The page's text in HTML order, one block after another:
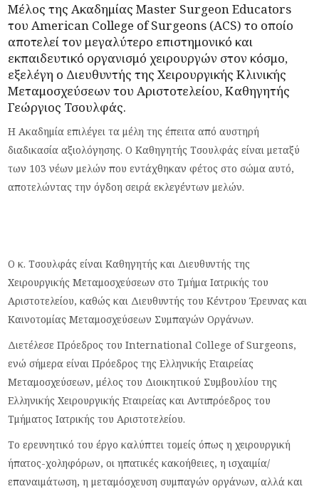
Μέλος της Ακαδημίας Master Surgeon Educators
του American College of Surgeons (ACS) το οποίο
αποτελεί τον μεγαλύτερο επιστημονικό και
εκπαιδευτικό οργανισμό χειρουργών στον κόσμο,
εξελέγη ο Διευθυντής της Χειρουργικής Κλινικής
Μεταμοσχεύσεων του Αριστοτελείου, Καθηγητής
Γεώργιος Τσουλφάς.
Η Ακαδημία επιλέγει τα μέλη της έπειτα από αυστηρή
διαδικασία αξιολόγησης. Ο Καθηγητής Τσουλφάς είναι μεταξύ
των 103 νέων μελών που εντάχθηκαν φέτος στο σώμα αυτό,
αποτελώντας την όγδοη σειρά εκλεγέντων μελών.
Ο κ. Τσουλφάς είναι Καθηγητής και Διευθυντής της
Χειρουργικής Μεταμοσχεύσεων στο Τμήμα Ιατρικής του
Αριστοτελείου, καθώς και Διευθυντής του Κέντρου Έρευνας και
Καινοτομίας Μεταμοσχεύσεων Συμπαγών Οργάνων.
Διετέλεσε Πρόεδρος του International College of Surgeons,
ενώ σήμερα είναι Πρόεδρος της Ελληνικής Εταιρείας
Μεταμοσχεύσεων, μέλος του Διοικητικού Συμβουλίου της
Ελληνικής Χειρουργικής Εταιρείας και Αντιπρόεδρος του
Τμήματος Ιατρικής του Αριστοτελείου.
Το ερευνητικό του έργο καλύπτει τομείς όπως η χειρουργική
ήπατος-χοληφόρων, οι ηπατικές κακοήθειες, η ισχαιμία/
επαναιμάτωση, η μεταμόσχευση συμπαγών οργάνων, αλλά και